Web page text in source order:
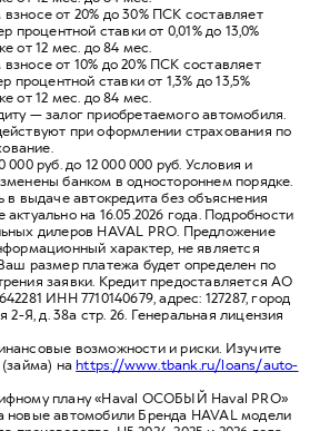
от 20% до 30% ПСК составляет
процентной ставки от 0,01% до 13,0%
от 12 мес. до 84 мес.
от 10% до 20% ПСК составляет
процентной ставки от 1,3% до 13,5%
от 12 мес. до 84 мес.
— залог приобретаемого автомобиля.
при оформлении страхования по
руб. до 12 000 000 руб. Условия и
банком в одностороннем порядке.
в выдаче автокредита без объяснения
на 16.05.2026 года. Подробности
дилеров HAVAL PRO. Предложение
характер, не является
размер платежа будет определен по
заявки. Кредит предоставляется АО
ИНН 7710140679, адрес: 127287, город
2-Я, д. 38а стр. 26. Генеральная лицензия
возможности и риски. Изучите
(займа) наhttps://www.tbank.ru/loans/auto-
плану «Haval ОСОБЫЙ Haval PRO»
новые автомобили Бренда HAVAL модели